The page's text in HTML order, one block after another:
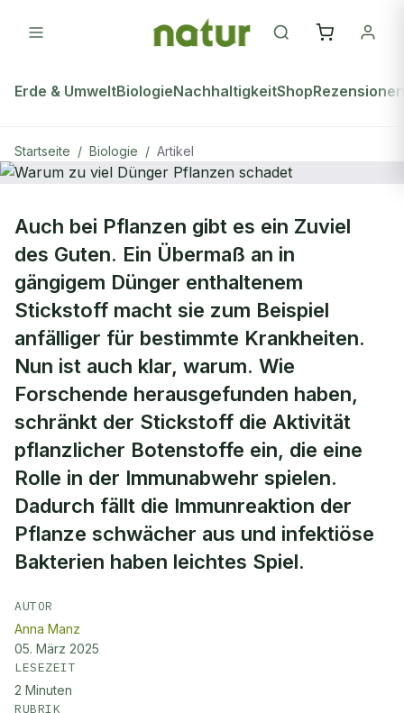
Erde & UmweltBiologieNachhaltigkeitShopRezensionen
Startseite / Biologie / Artikel
BIOLOGIE
Warum zu viel Dünger Pflanzen
schadet
Auch bei Pflanzen gibt es ein Zuviel
des Guten. Ein Übermaß an in
gängigem Dünger enthaltenem
Stickstoff macht sie zum Beispiel
anfälliger für bestimmte Krankheiten.
Nun ist auch klar, warum. Wie
Forschende herausgefunden haben,
schränkt der Stickstoff die Aktivität
pflanzlicher Botenstoffe ein, die eine
Rolle in der Immunabwehr spielen.
Dadurch fällt die Immunreaktion der
Pflanze schwächer aus und infektiöse
Bakterien haben leichtes Spiel.
AUTOR
Anna Manz
05. März 2025
LESEZEIT
2 Minuten
RUBRIK